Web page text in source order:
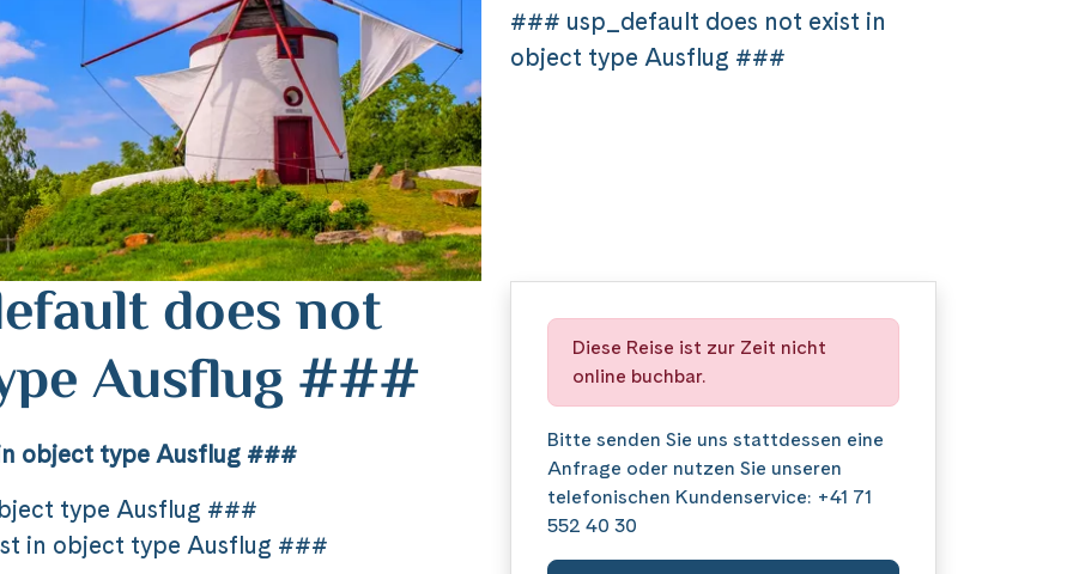
### usp_default does not exist in
object type Ausflug ###
does not
Ausflug ###
object type Ausflug ###
type Ausflug ###
in object type Ausflug ###
Diese Reise ist zur Zeit nicht
online buchbar.
Bitte senden Sie uns stattdessen eine
Anfrage oder nutzen Sie unseren
telefonischen Kundenservice: +41 71
552 40 30